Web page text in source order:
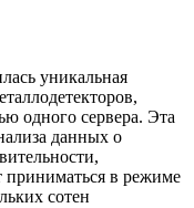
уникальная
одного сервера. Эта
данных о
приниматься в режиме
сотен